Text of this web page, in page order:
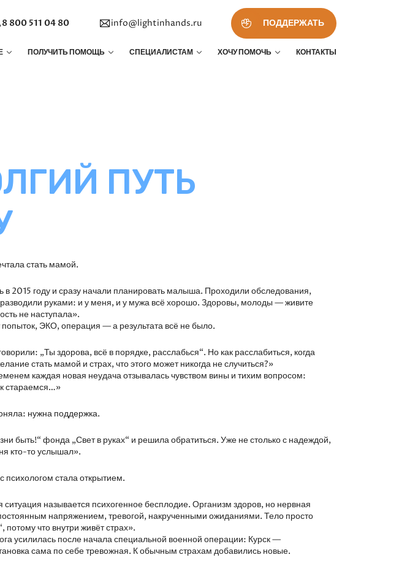
8 800 511 04 80 info@lightinhands.ru ПОДДЕРЖАТЬ
ПОЛУЧИТЬ ПОМОЩЬ СПЕЦИАЛИСТАМ ХОЧУ ПОМОЧЬ КОНТАКТЫ
ПУТЬ
стать мамой.
2015 году и сразу начали планировать малыша. Проходили обследования,
руками: и у меня, и у мужа всё хорошо. Здоровы, молоды — живите
не наступала».
ЭКО, операция — а результата всё не было.
„Ты здорова, всё в порядке, расслабься“. Но как расслабиться, когда
стать мамой и страх, что этого может никогда не случиться?»
каждая новая неудача отзывалась чувством вины и тихим вопросом:
стараемся…»
нужна поддержка.
быть!“ фонда „Свет в руках“ и решила обратиться. Уже не столько с надеждой,
кто-то услышал».
психологом стала открытием.
называется психогенное бесплодие. Организм здоров, но нервная
напряжением, тревогой, накрученными ожиданиями. Тело просто
что внутри живёт страх».
усилилась после начала специальной военной операции: Курск —
сама по себе тревожная. К обычным страхам добавились новые.